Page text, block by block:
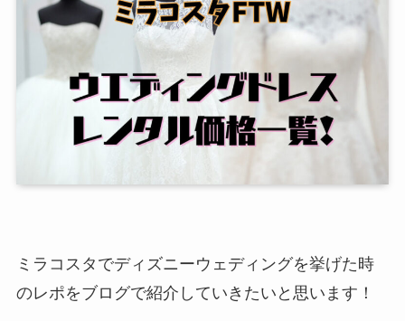
ミラコスタでディズニーウェディングを挙げた時
のレポをブログで紹介していきたいと思います！